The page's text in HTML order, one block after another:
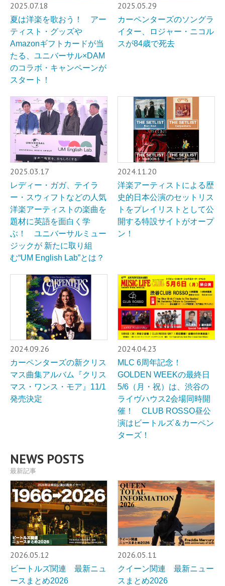
2025.07.18
夏は洋楽を歌おう！ アー
ティスト・グッズや
Amazonギフトカードが当
たる、ユニバーサル×DAM
のコラボ・キャンペーンが
スタート！
2025.05.29
カーペンターズのソングラ
イター、ロジャー・ニコル
スが84歳で死去
2025.03.17
レディー・ガガ、テイラ
ー・スウィフトなどの人気
洋楽アーティストの楽曲を
題材に英語を面白く学
ぶ！ ユニバーサルミュー
ジックが 新たに取り組
む“UM English Lab”とは？
2024.11.20
洋楽アーティストによる歴
史的日本公演のセットリス
トをプレイリストとして公
開する特設サイトがオープ
ン！
2024.09.26
カーペンターズの新クリス
マス曲集アルバム『クリス
マス・ワンス・モア』11/1
発売決定
2024.04.23
MLC 6周年記念！
GOLDEN WEEKの最終日
5/6（月・祝）は、渋谷の
ライヴハウス2会場同時開
催！ CLUB ROSSO昼公
演はビートルズ＆カーペン
ターズ！
NEWS POSTS
最新記事
2026.05.12
ビートルズ関連 最新ニュ
ースまとめ2026
2026.05.11
クイーン関連 最新ニュー
スまとめ2026